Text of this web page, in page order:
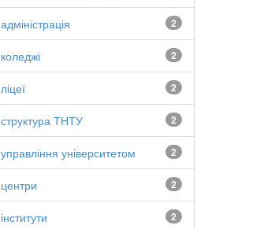
2
адміністрація
2
коледжі
2
ліцеї
2
структура ТНТУ
2
управління університетом
2
центри
2
інститути